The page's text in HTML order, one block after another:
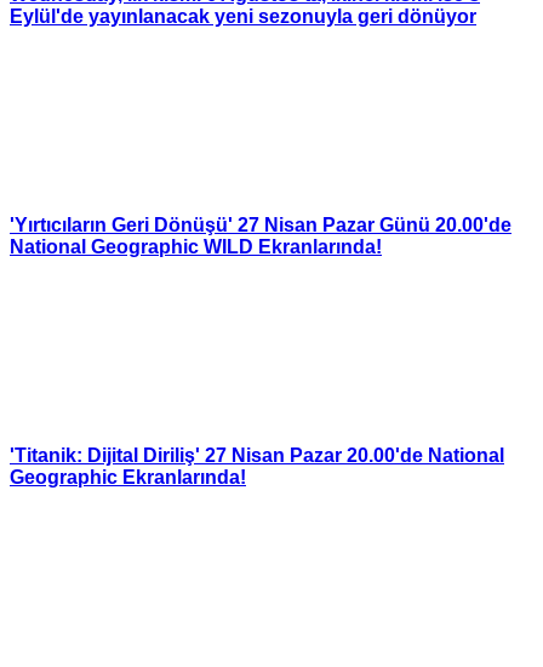
Eylül'de yayınlanacak yeni sezonuyla geri dönüyor
'Yırtıcıların Geri Dönüşü' 27 Nisan Pazar Günü 20.00'de
National Geographic WILD Ekranlarında!
'Titanik: Dijital Diriliş' 27 Nisan Pazar 20.00'de National
Geographic Ekranlarında!